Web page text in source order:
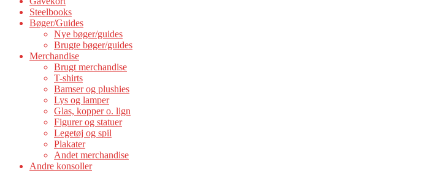
Steelbooks
Bøger/Guides
Nye bøger/guides
Brugte bøger/guides
Merchandise
Brugt merchandise
T-shirts
Bamser og plushies
Lys og lamper
Glas, kopper o. lign
Figurer og statuer
Legetøj og spil
Plakater
Andet merchandise
Andre konsoller